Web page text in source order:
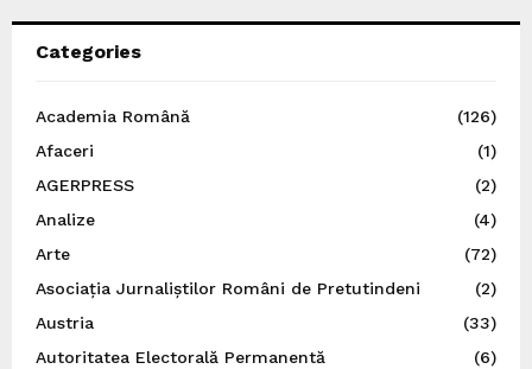
Categories
Academia Română
(126)
Afaceri
(1)
AGERPRESS
(2)
Analize
(4)
Arte
(72)
Asociația Jurnaliștilor Români de Pretutindeni
(2)
Austria
(33)
Autoritatea Electorală Permanentă
(6)